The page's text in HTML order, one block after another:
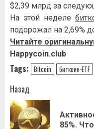
$2,39 млрд за
На этой неделе
подорожал на 2,69%
Читайте
Happycoin.club
Tags: Bitcoin биткоин-ETF
Навигация
записи
Назад
85%.